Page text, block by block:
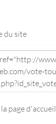
du site
page d'accueil